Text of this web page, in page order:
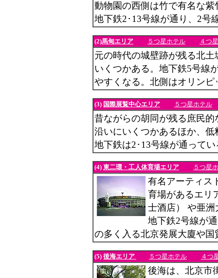
動物園の西側は竹で有名な
地下鉄2･13号線が通り、2号
(2)馬甸エリア ５つ星ホテル ４つ
元の時代の城壁跡が残る北
いくつかある。地下鉄5号線
やすくなる。北側はオリンピ
(3) 国際展覧中心エリア ５つ星ホテル
昔ながらの胡同が残る庶民
沿いにいくつかあるほか、
地下鉄は2･13号線が通ってい
(4) 東二環・工人体育場エリア ５つ星
有名アーティス
育場があるエリ
士酒店） や亜
地下鉄2号線が
の多く入る北京発展大廈や
(5) 後海エリア ５つ星ホテル ４つ
後海は、北京市